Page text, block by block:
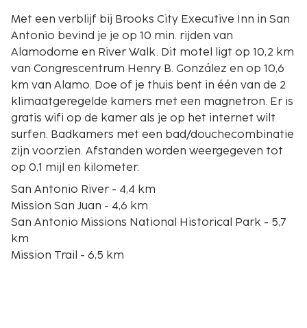
Met een verblijf bij Brooks City Executive Inn in San
Antonio bevind je je op 10 min. rijden van
Alamodome en River Walk. Dit motel ligt op 10,2 km
van Congrescentrum Henry B. González en op 10,6
km van Alamo. Doe of je thuis bent in één van de 2
klimaatgeregelde kamers met een magnetron. Er is
gratis wifi op de kamer als je op het internet wilt
surfen. Badkamers met een bad/douchecombinatie
zijn voorzien. Afstanden worden weergegeven tot
op 0,1 mijl en kilometer.
San Antonio River - 4,4 km
Mission San Juan - 4,6 km
San Antonio Missions National Historical Park - 5,7
km
Mission Trail - 6,5 km